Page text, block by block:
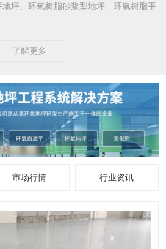
坪、环氧树脂砂浆型地坪、环氧树脂平
了解更多
市场行情 行业资讯